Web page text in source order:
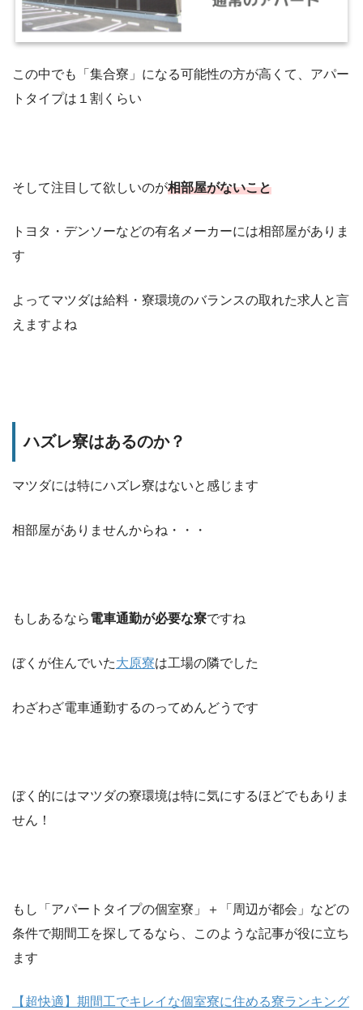
この中でも「集合寮」になる可能性の方が高くて、アパー
トタイプは１割くらい
そして注目して欲しいのが相部屋がないこと
トヨタ・デンソーなどの有名メーカーには相部屋がありま
す
よってマツダは給料・寮環境のバランスの取れた求人と言
えますよね
ハズレ寮はあるのか？
マツダには特にハズレ寮はないと感じます
相部屋がありませんからね・・・
もしあるなら電車通勤が必要な寮ですね
ぼくが住んでいた大原寮は工場の隣でした
わざわざ電車通勤するのってめんどうです
ぼく的にはマツダの寮環境は特に気にするほどでもありま
せん！
もし「アパートタイプの個室寮」＋「周辺が都会」などの
条件で期間工を探してるなら、このような記事が役に立ち
ます
【超快適】期間工でキレイな個室寮に住める寮ランキング